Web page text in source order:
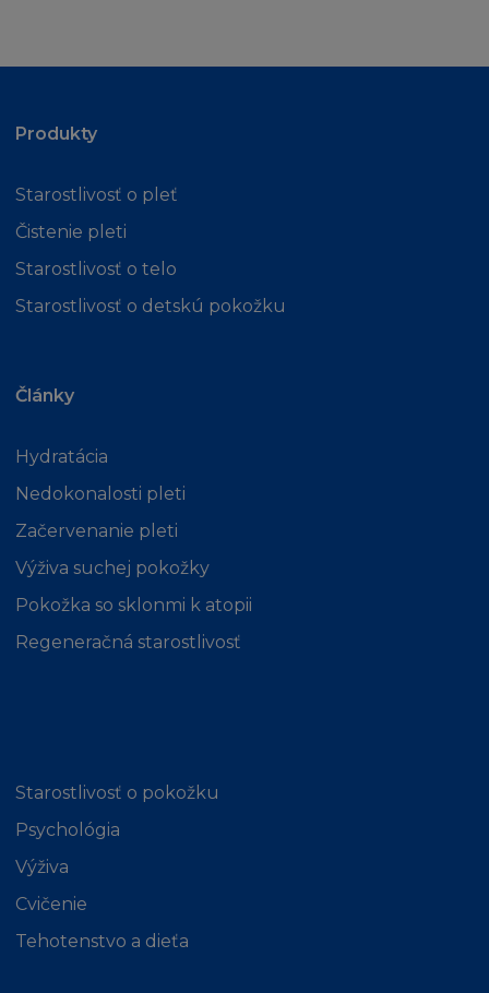
Produkty
Starostlivosť o pleť
Čistenie pleti
Starostlivosť o telo
Starostlivosť o detskú pokožku
Články
Hydratácia
Nedokonalosti pleti
Začervenanie pleti
Výživa suchej pokožky
Pokožka so sklonmi k atopii
Regeneračná starostlivosť
Starostlivosť o pokožku
Psychológia
Výživa
Cvičenie
Tehotenstvo a dieťa
Žádné vzdání se práv vyplývajících z porušení
povinnosti dané těmito Podmínkami
jakéhokoli jiného porušení a žádného
zanedbání výkonu nebo dílčího úkonu
prostředku představujícího vzdání se práva
na následném výkonu tohoto nebo jiného
ROZHODNÉ PRÁVO A JURISDIKCE
republiky a strany podléhají jen a pouze
soudní moci českých soudů.